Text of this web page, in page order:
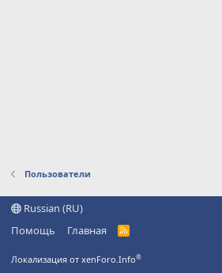
Пользователи
Russian (RU)
Помощь
Главная
R
Локализация от xenForo.Info®